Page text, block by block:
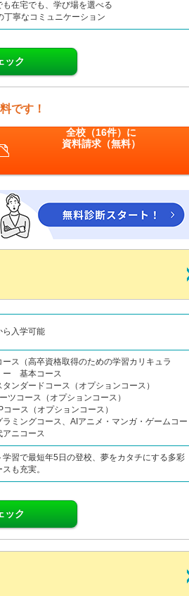
も在宅でも、学び場を選べる
丁寧なコミュニケーション
ック
です！
全校（16件）に
資料請求（無料）
ら入学可能
ース（高卒資格取得のための学習カリキュラ
基本コース
タンダードコース（オプションコース）
ツコース（オプションコース）
コース（オプションコース）
ラミングコース、AIアニメ・マンガ・ゲームコー
アニコース
学習で最短年5日の登校、夢をカタチにする多彩
も充実。
ック